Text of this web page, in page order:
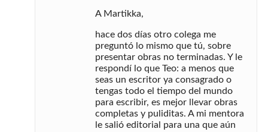
A Martikka,
hace dos días otro colega me
preguntó lo mismo que tú, sobre
presentar obras no terminadas. Y le
respondí lo que Teo: a menos que
seas un escritor ya consagrado o
tengas todo el tiempo del mundo
para escribir, es mejor llevar obras
completas y puliditas. A mi mentora
le salió editorial para una que aún